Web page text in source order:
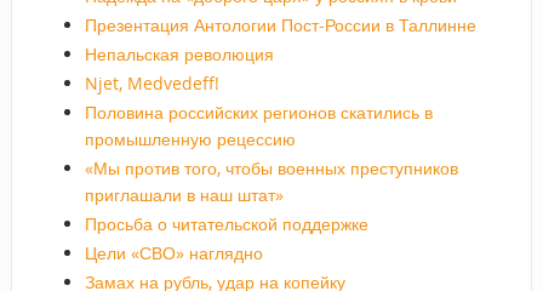
Презентация Антологии Пост-России в Таллинне
Непальская революция
Njet, Medvedeff!
Половина российских регионов скатились в
промышленную рецессию
«Мы против того, чтобы военных преступников
приглашали в наш штат»
Просьба о читательской поддержке
Цели «СВО» наглядно
Замах на рубль, удар на копейку